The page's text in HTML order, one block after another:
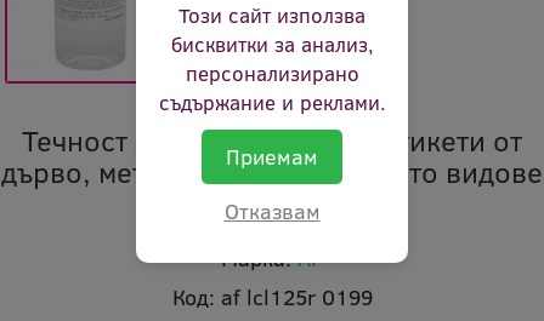
Течност за премахване на етикети от
дърво, метал, стъкло и повечето видове
пластмаса
Марка: AF
Код: af lcl125r 0199
Този сайт използва
бисквитки за анализ,
персонализирано
съдържание и реклами.
Приемам
Отказвам